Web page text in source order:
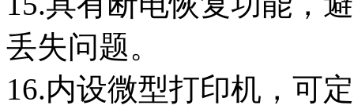
丢失问题。
16.内设微型打印机，可